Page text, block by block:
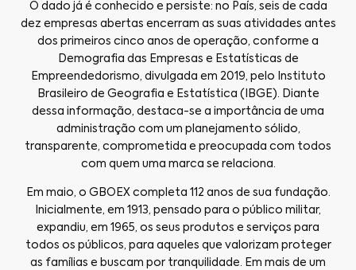
O dado já é conhecido e persiste: no País, seis de cada
dez empresas abertas encerram as suas atividades antes
dos primeiros cinco anos de operação, conforme a
Demografia das Empresas e Estatísticas de
Empreendedorismo, divulgada em 2019, pelo Instituto
Brasileiro de Geografia e Estatística (IBGE). Diante
dessa informação, destaca-se a importância de uma
administração com um planejamento sólido,
transparente, comprometida e preocupada com todos
com quem uma marca se relaciona.
Em maio, o GBOEX completa 112 anos de sua fundação.
Inicialmente, em 1913, pensado para o público militar,
expandiu, em 1965, os seus produtos e serviços para
todos os públicos, para aqueles que valorizam proteger
as famílias e buscam por tranquilidade. Em mais de um